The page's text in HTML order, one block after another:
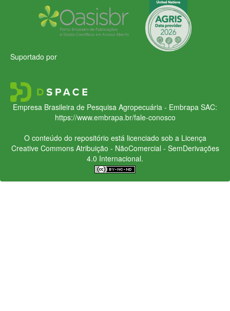
Suportado por
Empresa Brasileira de Pesquisa Agropecuária - Embrapa SAC:
https://www.embrapa.br/fale-conosco
O conteúdo do repositório está licenciado sob a Licença
Creative CommonsAtribuição - NãoComercial - SemDerivações
4.0 Internacional.